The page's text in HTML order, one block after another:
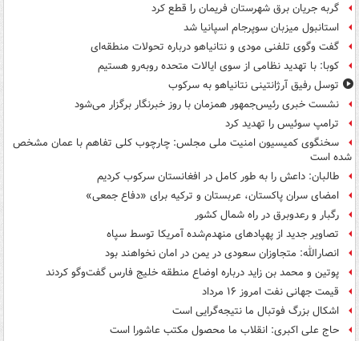
گربه جریان برق شهرستان فریمان را قطع کرد
استانبول میزبان سوپرجام اسپانیا شد
گفت وگوی تلفنی مودی و نتانیاهو درباره تحولات منطقه‌ای
کوبا: با تهدید نظامی از سوی ایالات متحده روبه‌رو هستیم
توسل رفیق آرژانتینی نتانیاهو به سرکوب
نشست خبری رئیس‌جمهور همزمان با روز خبرنگار برگزار می‌شود
ترامپ سوئیس را تهدید کرد
سخنگوی کمیسیون امنیت ملی مجلس: چارچوب کلی تفاهم با عمان مشخص
شده است
طالبان: داعش را به طور کامل در افغانستان سرکوب کردیم
امضای سران پاکستان، عربستان و ترکیه برای «دفاع جمعی»
رگبار و رعدوبرق در راه شمال کشور
تصاویر جدید از پهپادهای منهدم‌شده آمریکا توسط سپاه
انصارالله: متجاوزان سعودی در یمن در امان نخواهند بود
پوتین و محمد بن زاید درباره اوضاع منطقه خلیج فارس گفت‌وگو کردند
قیمت جهانی نفت امروز ۱۶ مرداد
اشکال بزرگ فوتبال ما نتیجه‌گرایی است
حاج علی اکبری: انقلاب ما محصول مکتب عاشورا است